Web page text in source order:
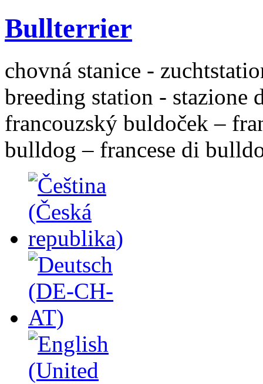
Bullterrier
chovná stanice -
breeding station - stazione
francouzský buldoček –
bulldog – francese di